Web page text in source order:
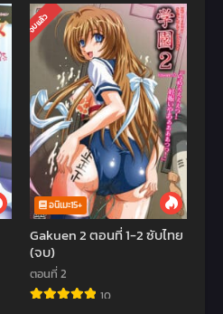
จบแล้ว
อนิเมะ15+
Gakuen 2 ตอนที่ 1-2 ซับไทย
(จบ)
ตอนที่ 2
10